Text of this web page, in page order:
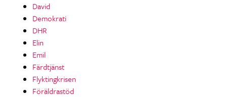
David
Demokrati
DHR
Elin
Emil
Färdtjänst
Flyktingkrisen
Föräldrastöd